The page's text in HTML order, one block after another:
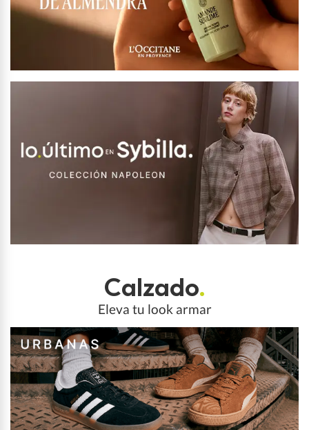
Calzado.
Eleva tu look armar